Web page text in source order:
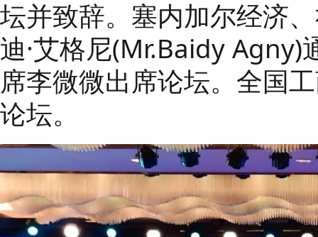
坛并致辞。 塞内加尔经济
迪·艾格尼(Mr.Baidy Agny)
席李微微出席论坛。 全国
论坛。